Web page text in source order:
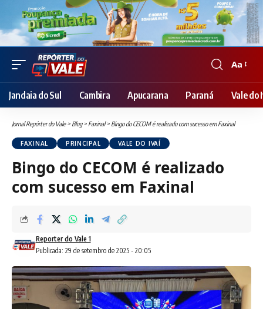
Font
Resizer
Aa
Jandaia do Sul Cambira Apucarana Paraná Vale do
Jornal Repórter do Vale> Blog> Faxinal> Bingo do CECOM é realizado com sucesso em Faxinal
FAXINAL PRINCIPAL VALE DO IVAÍ
Bingo do CECOM é realizado
com sucesso em Faxinal
Publicada: 29 de setembro de 2025 - 20:05
Reporter do Vale 1